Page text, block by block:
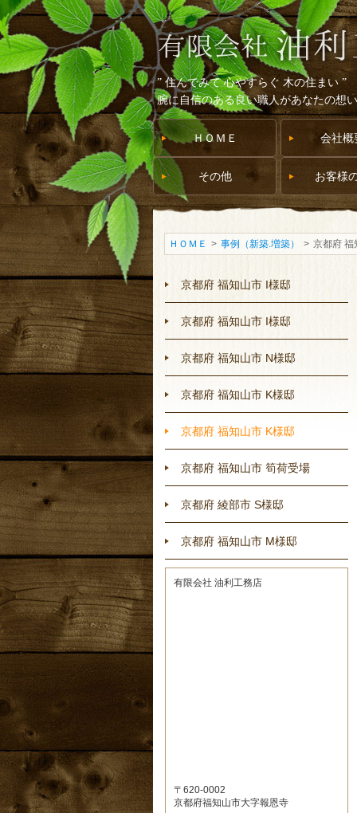
” 住んでみて 心やすらぐ 木の住まい ”
腕に自信のある良い職人があなたの想
ＨＯＭＥ 会社概
その他 お客様
ＨＯＭＥ > 事例（新築.増築） > 京都府 福
京都府 福知山市 I様邸
京都府 福知山市 I様邸
京都府 福知山市 N様邸
京都府 福知山市 K様邸
京都府 福知山市 K様邸
京都府 福知山市 筍荷受場
京都府 綾部市 S様邸
京都府 福知山市 M様邸
有限会社 油利工務店
〒620-0002
京都府福知山市大字報恩寺